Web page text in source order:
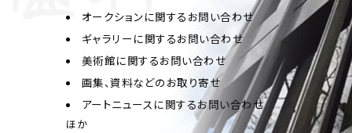
オークションに関するお問い合わせ
ギャラリーに関するお問い合わせ
美術館に関するお問い合わせ
画集、資料などのお取り寄せ
アートニュースに関するお問い合わせ
ほか